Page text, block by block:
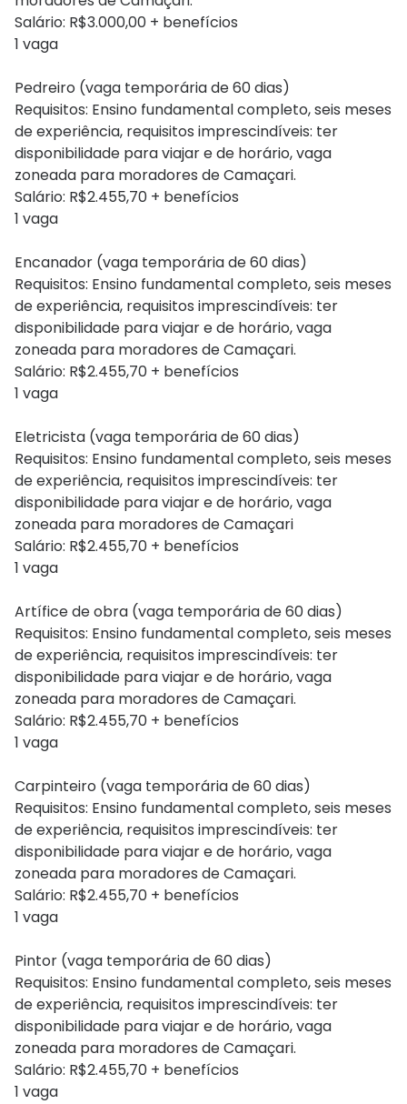
Salário: R$3.000,00 + benefícios
1 vaga
Pedreiro (vaga temporária de 60 dias)
Requisitos: Ensino fundamental completo, seis meses
de experiência, requisitos imprescindíveis: ter
disponibilidade para viajar e de horário, vaga
zoneada para moradores de Camaçari.
Salário: R$2.455,70 + benefícios
1 vaga
Encanador (vaga temporária de 60 dias)
Requisitos: Ensino fundamental completo, seis meses
de experiência, requisitos imprescindíveis: ter
disponibilidade para viajar e de horário, vaga
zoneada para moradores de Camaçari.
Salário: R$2.455,70 + benefícios
1 vaga
Eletricista (vaga temporária de 60 dias)
Requisitos: Ensino fundamental completo, seis meses
de experiência, requisitos imprescindíveis: ter
disponibilidade para viajar e de horário, vaga
zoneada para moradores de Camaçari
Salário: R$2.455,70 + benefícios
1 vaga
Artífice de obra (vaga temporária de 60 dias)
Requisitos: Ensino fundamental completo, seis meses
de experiência, requisitos imprescindíveis: ter
disponibilidade para viajar e de horário, vaga
zoneada para moradores de Camaçari.
Salário: R$2.455,70 + benefícios
1 vaga
Carpinteiro (vaga temporária de 60 dias)
Requisitos: Ensino fundamental completo, seis meses
de experiência, requisitos imprescindíveis: ter
disponibilidade para viajar e de horário, vaga
zoneada para moradores de Camaçari.
Salário: R$2.455,70 + benefícios
1 vaga
Pintor (vaga temporária de 60 dias)
Requisitos: Ensino fundamental completo, seis meses
de experiência, requisitos imprescindíveis: ter
disponibilidade para viajar e de horário, vaga
zoneada para moradores de Camaçari.
Salário: R$2.455,70 + benefícios
1 vaga